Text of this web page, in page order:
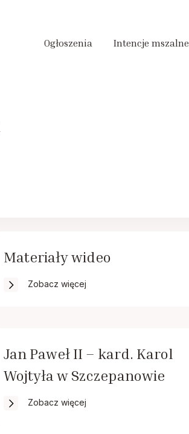
Ogłoszenia Intencje mszalne
Materiały wideo
Zobacz więcej
Jan Paweł II – kard. Karol
Wojtyła w Szczepanowie
Zobacz więcej